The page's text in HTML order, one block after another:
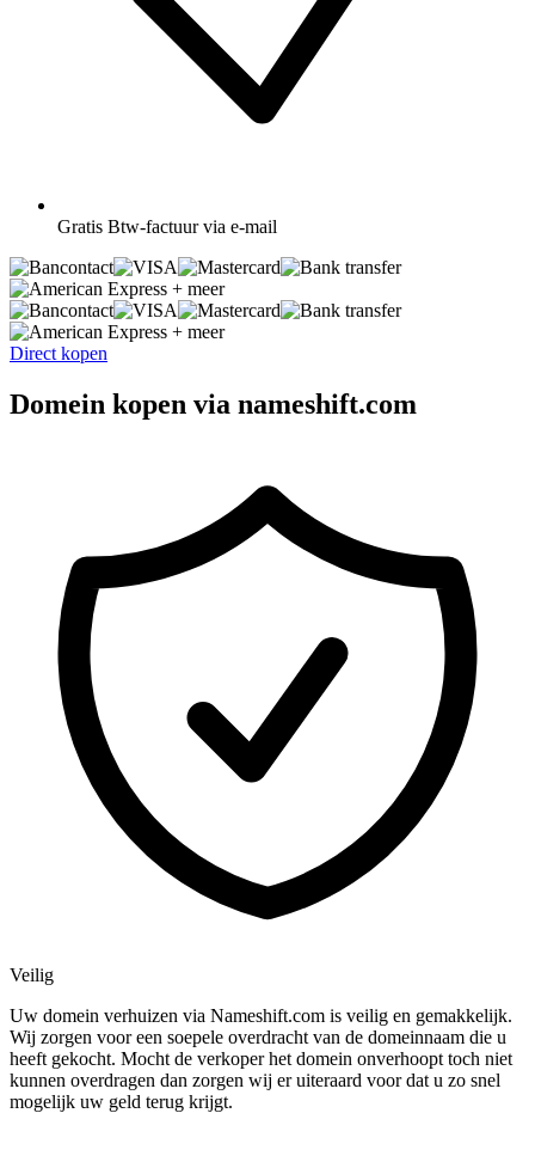
Gratis Btw-factuur via e-mail
+ meer
+ meer
Direct kopen
Domein kopen via nameshift.com
Veilig
Uw domein verhuizen via Nameshift.com is veilig en gemakkelijk.
Wij zorgen voor een soepele overdracht van de domeinnaam die u
heeft gekocht. Mocht de verkoper het domein onverhoopt toch niet
kunnen overdragen dan zorgen wij er uiteraard voor dat u zo snel
mogelijk uw geld terug krijgt.